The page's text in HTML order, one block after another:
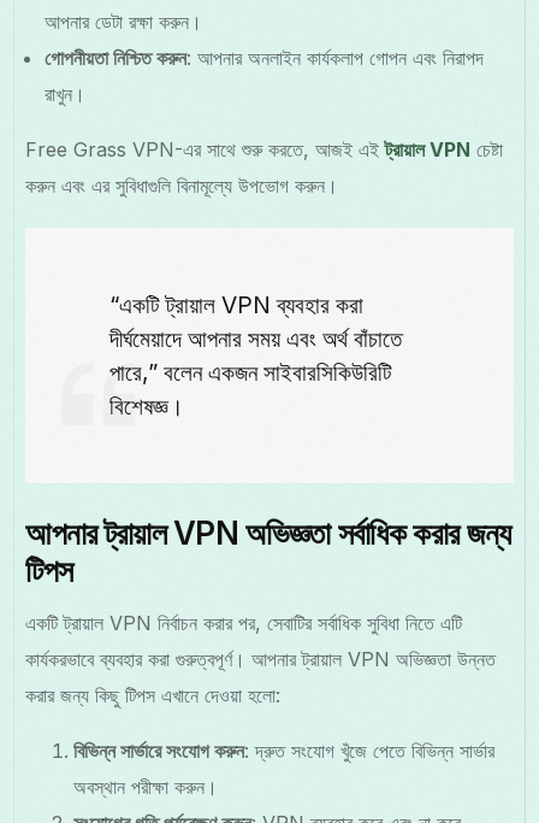
আপনার ডেটা রক্ষা করুন।
গোপনীয়তা নিশ্চিত করুন: আপনার অনলাইন কার্যকলাপ গোপন এবং নিরাপদ
রাখুন।
Free Grass VPN-এর সাথে শুরু করতে, আজই এইট্রায়াল VPN চেষ্টা
করুন এবং এর সুবিধাগুলি বিনামূল্যে উপভোগ করুন।
“একটি ট্রায়াল VPN ব্যবহার করা
দীর্ঘমেয়াদে আপনার সময় এবং অর্থ বাঁচাতে
পারে,” বলেন একজন সাইবারসিকিউরিটি
বিশেষজ্ঞ।
আপনার ট্রায়াল VPN অভিজ্ঞতা সর্বাধিক করার জন্য
টিপস
একটি ট্রায়াল VPN নির্বাচন করার পর, সেবাটির সর্বাধিক সুবিধা নিতে এটি
কার্যকরভাবে ব্যবহার করা গুরুত্বপূর্ণ। আপনার ট্রায়াল VPN অভিজ্ঞতা উন্নত
করার জন্য কিছু টিপস এখানে দেওয়া হলো:
বিভিন্ন সার্ভারে সংযোগ করুন: দ্রুত সংযোগ খুঁজে পেতে বিভিন্ন সার্ভার
অবস্থান পরীক্ষা করুন।